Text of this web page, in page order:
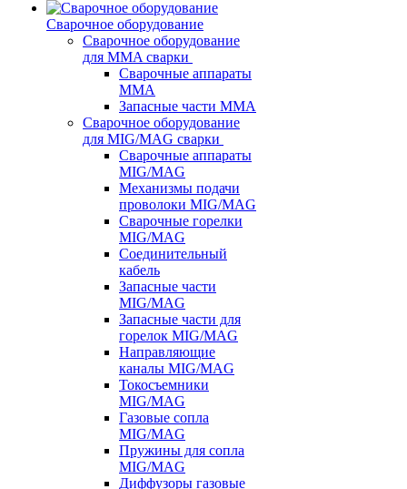
Сварочное оборудование
Сварочное оборудование
для MMA сварки
Сварочные аппараты
MMA
Запасные части MMA
Сварочное оборудование
для MIG/MAG сварки
Сварочные аппараты
MIG/MAG
Механизмы подачи
проволоки MIG/MAG
Сварочные горелки
MIG/MAG
Соединительный
кабель
Запасные части
MIG/MAG
Запасные части для
горелок MIG/MAG
Направляющие
каналы MIG/MAG
Токосъемники
MIG/MAG
Газовые сопла
MIG/MAG
Пружины для сопла
MIG/MAG
Диффузоры газовые